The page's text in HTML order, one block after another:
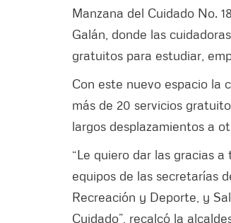
Manzana del Cuidado No.
Galán, donde las
gratuitos para estudiar,
Con este nuevo espacio la
más de 20 servicios
largos desplazamientos a
“Le quiero dar las gracias
equipos de las secretarías
Recreación y Deporte, y
Cuidado”, recalcó la